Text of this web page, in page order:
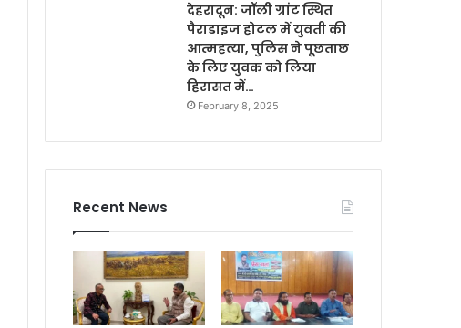
देहरादून: जॉली ग्रांट स्थित
पैराडाइज होटल में युवती की
आत्महत्या, पुलिस ने पूछताछ
के लिए युवक को लिया
हिरासत में…
February 8, 2025
Recent News